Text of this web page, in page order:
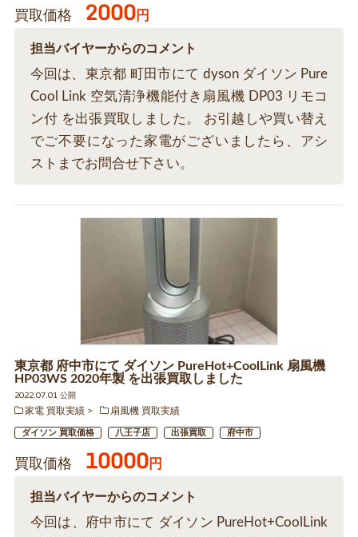
買取価格 2000円
担当バイヤーからのコメント
今回は、東京都 町田市にて dyson ダイソン Pure
Cool Link 空気清浄機能付き扇風機 DP03 リモコ
ン付 を出張買取しました。 お引越しや買い替え
でご不要になった家電がございましたら、アシ
ストまでお問合せ下さい。
東京都 府中市にて ダイソン PureHot+CoolLink 扇風機
HP03WS 2020年製 を出張買取しました
2022.07.01 公開
家電 買取実績
扇風機 買取実績
ダイソン 買取価格 八王子店 出張買取 府中市
買取価格 10000円
担当バイヤーからのコメント
今回は、府中市にて ダイソン PureHot+CoolLink